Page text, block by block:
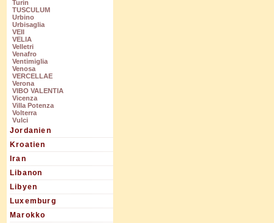
Turin
TUSCULUM
Urbino
Urbisaglia
VEII
VELIA
Velletri
Venafro
Ventimiglia
Venosa
VERCELLAE
Verona
VIBO VALENTIA
Vicenza
Villa Potenza
Volterra
Vulci
Jordanien
Kroatien
Iran
Libanon
Libyen
Luxemburg
Marokko